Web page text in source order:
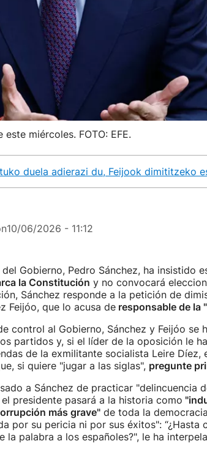
miércoles. FOTO: EFE.
duela adierazi du, Feijook dimititzeko
10/06/2026 - 11:12
Gobierno, Pedro Sánchez, ha insistido
la Constitución y no convocará
Sánchez responde a la petición de
Feijóo, que lo acusa deresponsable de la
control al Gobierno, Sánchez y Feijóo se
partidos y, si el líder de la oposición le
de la exmilitante socialista Leire Díez,
si quiere "jugar a las siglas", pregunte
a Sánchez de practicar "delincuencia
presidente pasará a la historia como
más grave"de toda la
por su pericia ni por sus éxitos": “¿Hasta
la palabra a los españoles?", le ha